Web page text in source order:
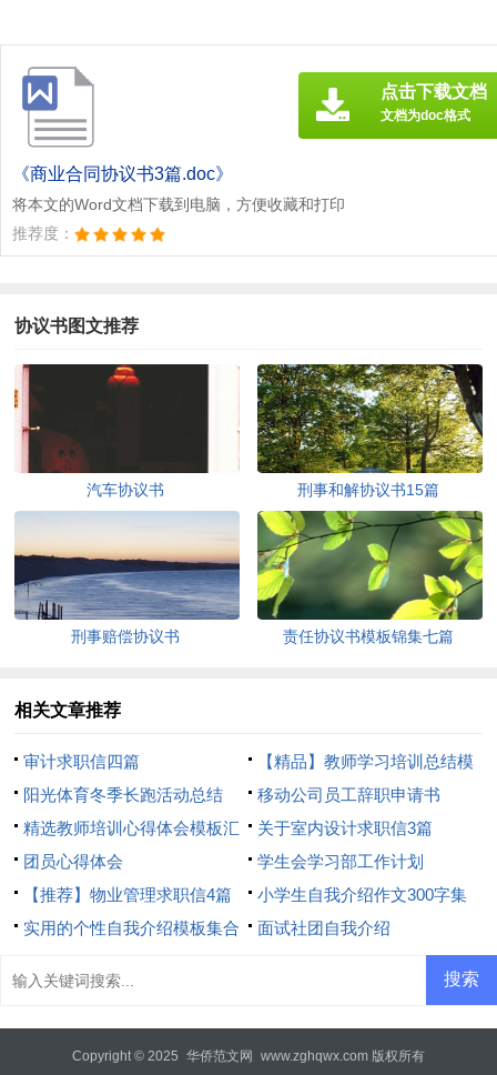
《商业合同协议书3篇.doc》
将本文的Word文档下载到电脑，方便收藏和打印
推荐度：
点击下载文档
文档为doc格式
协议书图文推荐
汽车协议书 刑事和解协议书15篇
刑事赔偿协议书 责任协议书模板锦集七篇
相关文章推荐
审计求职信四篇
【精品】教师学习培训总结模
板8篇
阳光体育冬季长跑活动总结
移动公司员工辞职申请书
精选教师培训心得体会模板汇
总8篇
关于室内设计求职信3篇
团员心得体会
学生会学习部工作计划
【推荐】物业管理求职信4篇
小学生自我介绍作文300字集
合7篇
实用的个性自我介绍模板集合
面试社团自我介绍
Copyright © 2025 华侨范文网 www.zghqwx.com 版权所有